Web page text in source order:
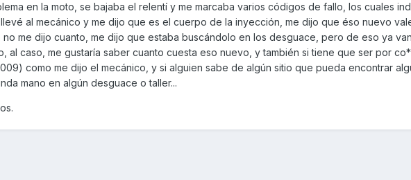
en la moto, se bajaba el relentí y me marcaba varios códigos de fallo, los cuales
al mecánico y me dijo que es el cuerpo de la inyección, me dijo que éso nuevo
no me dijo cuanto, me dijo que estaba buscándolo en los desguace, pero de eso ya
al caso, me gustaría saber cuanto cuesta eso nuevo, y también si tiene que ser por
como me dijo el mecánico, y si alguien sabe de algún sitio que pueda encontrar
mano en algún desguace o taller...